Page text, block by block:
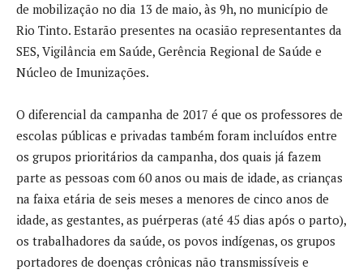
de mobilização no dia 13 de maio, às 9h, no município de
Rio Tinto. Estarão presentes na ocasião representantes da
SES, Vigilância em Saúde, Gerência Regional de Saúde e
Núcleo de Imunizações.
O diferencial da campanha de 2017 é que os professores de
escolas públicas e privadas também foram incluídos entre
os grupos prioritários da campanha, dos quais já fazem
parte as pessoas com 60 anos ou mais de idade, as crianças
na faixa etária de seis meses a menores de cinco anos de
idade, as gestantes, as puérperas (até 45 dias após o parto),
os trabalhadores da saúde, os povos indígenas, os grupos
portadores de doenças crônicas não transmissíveis e